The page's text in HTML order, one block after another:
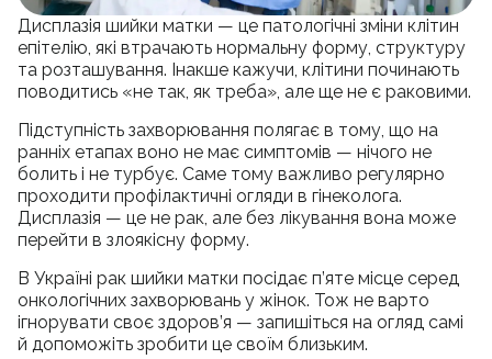
УЗД черевної порожнини
Стоматологія
Психотерапія
Гінекологія
Урологія
Проктологія
Ендокринологія
Отоларингологія
Дерматовенерологія
Кардіологія
Неврологія
Гастроентерологія
Масаж та реабілітація
Вакцинація
Косметологія
Акційні пропозиції
Партнерство
Франшиза
Вакансії
Контакти
Facebook Instagram Telegram
Стоматологія
Франшиза
Записатися на прийом
Дисплазія шийки матки — це патологічні зміни клітин
епітелію, які втрачають нормальну форму, структуру
та розташування. Інакше кажучи, клітини починають
поводитись «не так, як треба», але ще не є раковими.
Підступність захворювання полягає в тому, що на
ранніх етапах воно не має симптомів — нічого не
болить і не турбує. Саме тому важливо регулярно
проходити профілактичні огляди в гінеколога.
Дисплазія — це не рак, але без лікування вона може
перейти в злоякісну форму.
В Україні рак шийки матки посідає п’яте місце серед
онкологічних захворювань у жінок. Тож не варто
ігнорувати своє здоров’я — запишіться на огляд самі
й допоможіть зробити це своїм близьким.